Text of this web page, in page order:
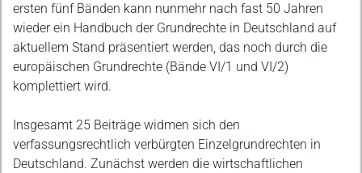
ersten fünf Bänden kann nunmehr nach fast 50 Jahren
wieder ein Handbuch der Grundrechte in Deutschland auf
aktuellem Stand präsentiert werden, das noch durch die
europäischen Grundrechte (Bände VI/1 und VI/2)
komplettiert wird.
Insgesamt 25 Beiträge widmen sich den
verfassungsrechtlich verbürgten Einzelgrundrechten in
Deutschland. Zunächst werden die wirtschaftlichen